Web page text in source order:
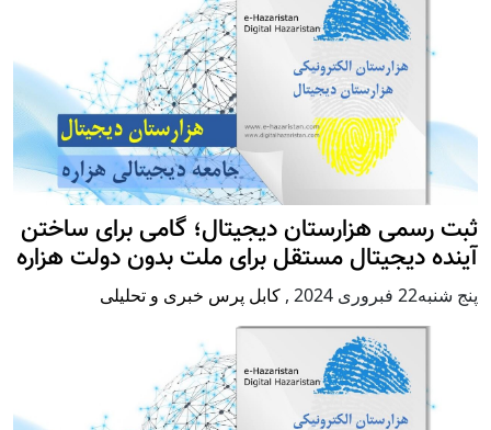
ثبت رسمی هزارستان دیجیتال؛ گامی برای ساختن
آینده دیجیتال مستقل برای ملت بدون دولت هزاره
پنج شنبه22 فبروری 2024 , کابل پرس خبری و تحلیلی